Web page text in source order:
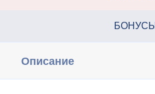
БОНУСЫ
Описание